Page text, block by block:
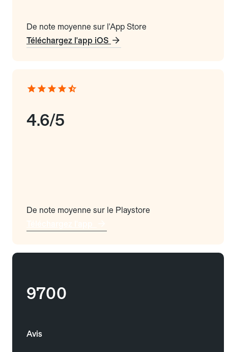
De note moyenne sur l'App Store
Téléchargez l'app iOS
4.6/5
De note moyenne sur le Playstore
9700
Avis